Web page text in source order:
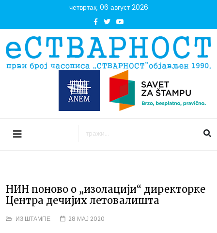
четвртак, 06 август 2026
НИН поново о „изолацији“ директорке
Центра дечијих летовалишта
ИЗ ШТАМПЕ 28 МАЈ 2020